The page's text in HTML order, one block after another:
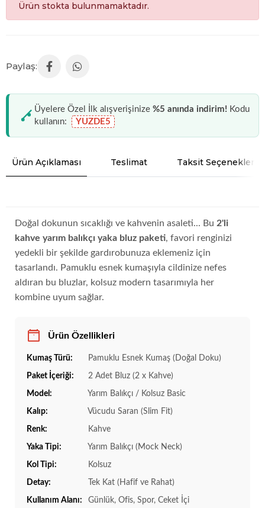
Ürün stokta bulunmamaktadır.
Üyelere Özel İlk alışverişinize %5 anında indirim! Kodu
kullanın:
YUZDE5
Ürün Açıklaması Teslimat Taksit Seçenekleri
Doğal dokunun sıcaklığı ve kahvenin asaleti... Bu 2'li
kahve yarım balıkçı yaka bluz paketi, favori renginizi
yedekli bir şekilde gardırobunuza eklemeniz için
tasarlandı. Pamuklu esnek kumaşıyla cildinize nefes
aldıran bu bluzlar, kolsuz modern tasarımıyla her
kombine uyum sağlar.
Ürün Özellikleri
Kumaş Türü: Pamuklu Esnek Kumaş (Doğal Doku)
Paket İçeriği: 2 Adet Bluz (2 x Kahve)
Model: Yarım Balıkçı / Kolsuz Basic
Kalıp: Vücudu Saran (Slim Fit)
Renk: Kahve
Yaka Tipi: Yarım Balıkçı (Mock Neck)
Kol Tipi: Kolsuz
Detay: Tek Kat (Hafif ve Rahat)
Kullanım Alanı: Günlük, Ofis, Spor, Ceket İçi